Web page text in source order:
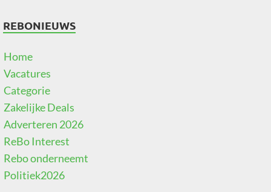
REBONIEUWS
Home
Vacatures
Categorie
Zakelijke Deals
Adverteren 2026
ReBo Interest
Rebo onderneemt
Politiek2026